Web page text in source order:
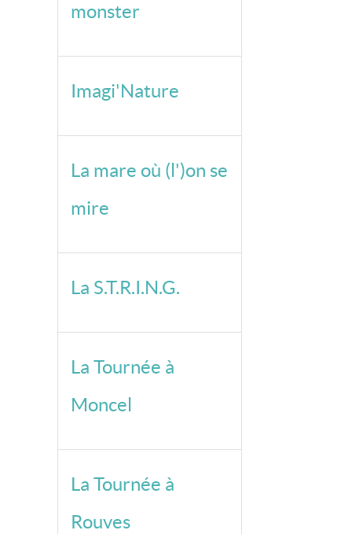
monster
Imagi'Nature
La mare où (l')on se
mire
La S.T.R.I.N.G.
La Tournée à
Moncel
La Tournée à
Rouves